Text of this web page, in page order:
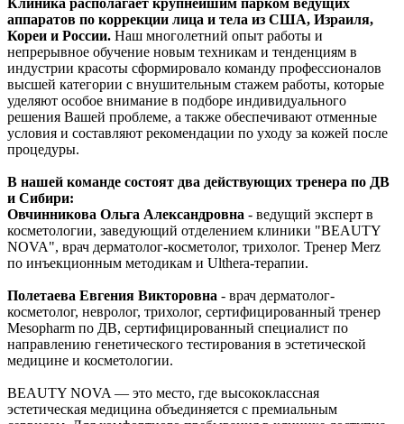
Клиника располагает крупнейшим парком ведущих
аппаратов по коррекции лица и тела из США, Израиля,
Кореи и России. Наш многолетний опыт работы и
непрерывное обучение новым техникам и тенденциям в
индустрии красоты сформировало команду профессионалов
высшей категории с внушительным стажем работы, которые
уделяют особое внимание в подборе индивидуального
решения Вашей проблеме, а также обеспечивают отменные
условия и составляют рекомендации по уходу за кожей после
процедуры.
В нашей команде состоят два действующих тренера по ДВ
и Сибири:
Овчинникова Ольга Александровна - ведущий эксперт в
косметологии, заведующий отделением клиники "BEAUTY
NOVA", врач дерматолог-косметолог, трихолог. Тренер Merz
по инъекционным методикам и Ulthera-терапии.
Полетаева Евгения Викторовна - врач дерматолог-
косметолог, невролог, трихолог, сертифицированный тренер
Mesopharm по ДВ, сертифицированный специалист по
направлению генетического тестирования в эстетической
медицине и косметологии.
BEAUTY NOVA — это место, где высококлассная
эстетическая медицина объединяется с премиальным